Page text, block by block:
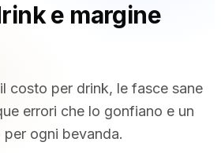
e margine
costo per drink, le fasce sane
errori che lo gonfiano e un
ogni bevanda.